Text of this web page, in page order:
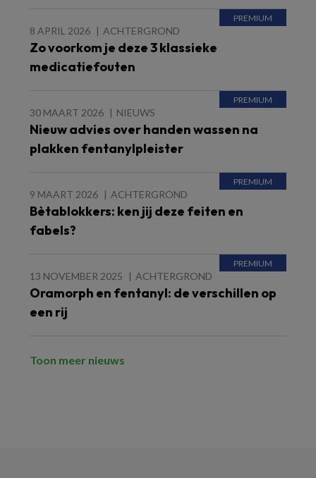
8 APRIL 2026 ACHTERGROND
Zo voorkom je deze 3 klassieke
medicatiefouten
30 MAART 2026 NIEUWS
Nieuw advies over handen wassen na
plakken fentanylpleister
9 MAART 2026 ACHTERGROND
Bètablokkers: ken jij deze feiten en
fabels?
13 NOVEMBER 2025 ACHTERGROND
Oramorph en fentanyl: de verschillen op
een rij
Toon meer nieuws